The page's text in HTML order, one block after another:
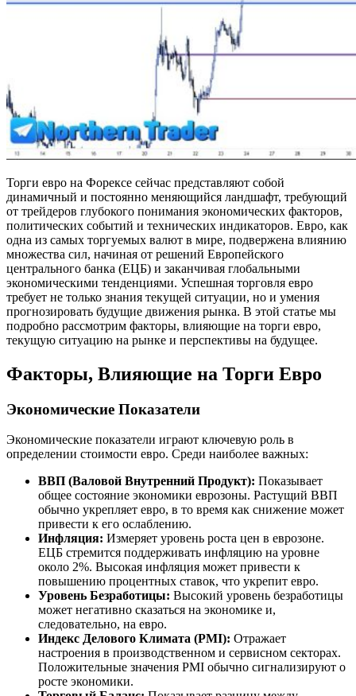
Торги евро на Форексе сейчас представляют собой
динамичный и постоянно меняющийся ландшафт, требующий
от трейдеров глубокого понимания экономических факторов,
политических событий и технических индикаторов. Евро, как
одна из самых торгуемых валют в мире, подвержена влиянию
множества сил, начиная от решений Европейского
центрального банка (ЕЦБ) и заканчивая глобальными
экономическими тенденциями. Успешная торговля евро
требует не только знания текущей ситуации, но и умения
прогнозировать будущие движения рынка. В этой статье мы
подробно рассмотрим факторы, влияющие на торги евро,
текущую ситуацию на рынке и перспективы на будущее.
Факторы, Влияющие на Торги Евро
Экономические Показатели
Экономические показатели играют ключевую роль в
определении стоимости евро. Среди наиболее важных:
ВВП (Валовой Внутренний Продукт): Показывает
общее состояние экономики еврозоны. Растущий ВВП
обычно укрепляет евро, в то время как снижение может
привести к его ослаблению.
Инфляция: Измеряет уровень роста цен в еврозоне.
ЕЦБ стремится поддерживать инфляцию на уровне
около 2%. Высокая инфляция может привести к
повышению процентных ставок, что укрепит евро.
Уровень Безработицы: Высокий уровень безработицы
может негативно сказаться на экономике и,
следовательно, на евро.
Индекс Делового Климата (PMI): Отражает
настроения в производственном и сервисном секторах.
Положительные значения PMI обычно сигнализируют о
росте экономики.